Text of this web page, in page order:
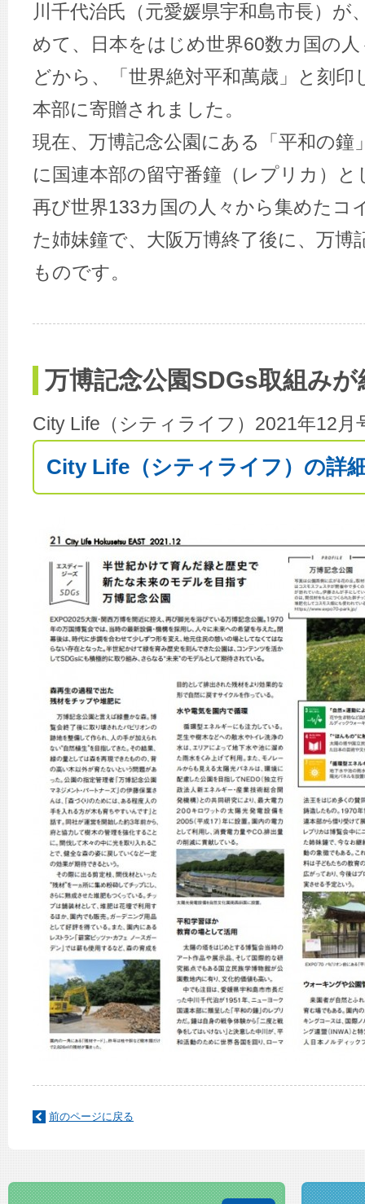
川千代治氏（元愛媛県宇和島市長）が
めて、日本をはじめ世界60数カ国の
どから、「世界絶対平和萬歳」と刻印
本部に寄贈されました。
現在、万博記念公園にある「平和の鐘
に国連本部の留守番鐘（レプリカ）
再び世界133カ国の人々から集めたコ
た姉妹鐘で、大阪万博終了後に、万博
ものです。
万博記念公園SDGs取組み
City Life（シティライフ）2021年12
City Life（シティライフ）の詳
前のページに戻る